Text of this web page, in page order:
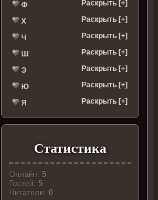
Ф Раскрыть [+]
Х Раскрыть [+]
Ч Раскрыть [+]
Ш Раскрыть [+]
Э Раскрыть [+]
Ю Раскрыть [+]
Я Раскрыть [+]
Статистика
Онлайн: 5
Гостей: 5
Читатели:0